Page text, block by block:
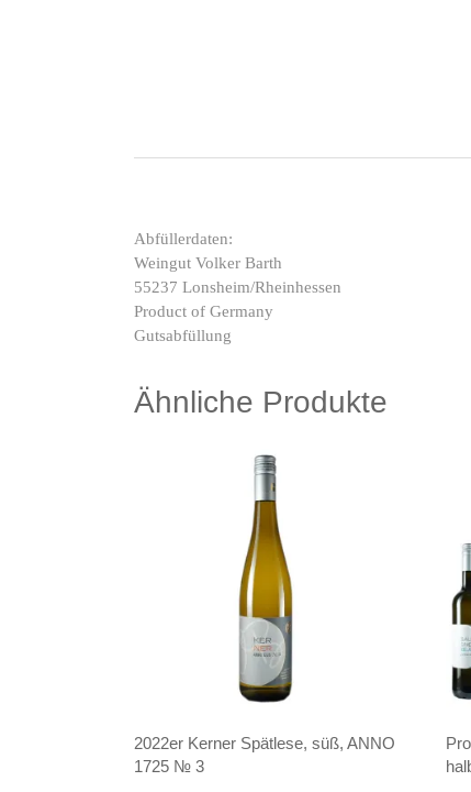
Abfüllerdaten:
Weingut Volker Barth
55237 Lonsheim/Rheinhessen
Product of Germany
Gutsabfüllung
Ähnliche Produkte
2022er Kerner Spätlese, süß, ANNO
1725 № 3